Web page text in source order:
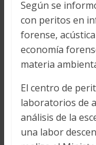
Según se
con peritos en
forense,
economía
materia
El centro de
laboratorios de
análisis de la
una labor